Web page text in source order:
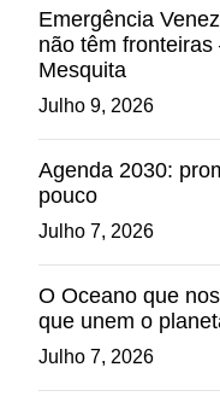
Emergência
não têm
Mesquita
Julho 9, 2026
Agenda 2030:
pouco
Julho 7, 2026
O Oceano que
que unem o
Julho 7, 2026